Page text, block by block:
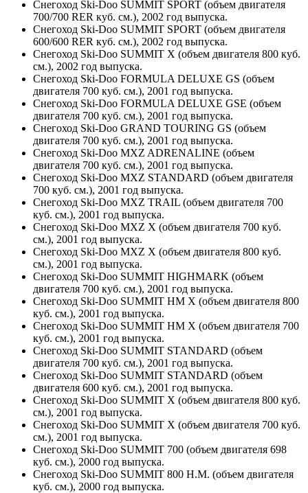
Снегоход Ski-Doo SUMMIT SPORT (объем двигателя
700/700 RER куб. см.), 2002 год выпуска.
Снегоход Ski-Doo SUMMIT SPORT (объем двигателя
600/600 RER куб. см.), 2002 год выпуска.
Снегоход Ski-Doo SUMMIT X (объем двигателя 800 куб.
см.), 2002 год выпуска.
Снегоход Ski-Doo FORMULA DELUXE GS (объем
двигателя 700 куб. см.), 2001 год выпуска.
Снегоход Ski-Doo FORMULA DELUXE GSE (объем
двигателя 700 куб. см.), 2001 год выпуска.
Снегоход Ski-Doo GRAND TOURING GS (объем
двигателя 700 куб. см.), 2001 год выпуска.
Снегоход Ski-Doo MXZ ADRENALINE (объем
двигателя 700 куб. см.), 2001 год выпуска.
Снегоход Ski-Doo MXZ STANDARD (объем двигателя
700 куб. см.), 2001 год выпуска.
Снегоход Ski-Doo MXZ TRAIL (объем двигателя 700
куб. см.), 2001 год выпуска.
Снегоход Ski-Doo MXZ X (объем двигателя 700 куб.
см.), 2001 год выпуска.
Снегоход Ski-Doo MXZ X (объем двигателя 800 куб.
см.), 2001 год выпуска.
Снегоход Ski-Doo SUMMIT HIGHMARK (объем
двигателя 700 куб. см.), 2001 год выпуска.
Снегоход Ski-Doo SUMMIT HM X (объем двигателя 800
куб. см.), 2001 год выпуска.
Снегоход Ski-Doo SUMMIT HM X (объем двигателя 700
куб. см.), 2001 год выпуска.
Снегоход Ski-Doo SUMMIT STANDARD (объем
двигателя 700 куб. см.), 2001 год выпуска.
Снегоход Ski-Doo SUMMIT STANDARD (объем
двигателя 600 куб. см.), 2001 год выпуска.
Снегоход Ski-Doo SUMMIT X (объем двигателя 800 куб.
см.), 2001 год выпуска.
Снегоход Ski-Doo SUMMIT X (объем двигателя 700 куб.
см.), 2001 год выпуска.
Снегоход Ski-Doo SUMMIT 700 (объем двигателя 698
куб. см.), 2000 год выпуска.
Снегоход Ski-Doo SUMMIT 800 H.M. (объем двигателя
куб. см.), 2000 год выпуска.